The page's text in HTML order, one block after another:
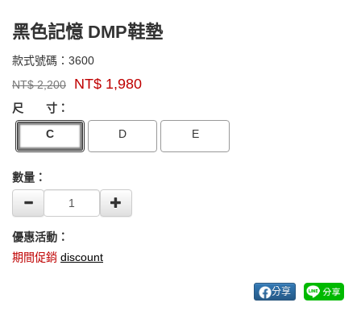
黑色記憶 DMP鞋墊
款式號碼： 36003600
牌：
SUPERfeet
NT$2,200 NT$ 1,980
GOODS000000000000000003482
尺 寸：
C
D E
數量：
優惠活動：
期間促銷 discount
分享